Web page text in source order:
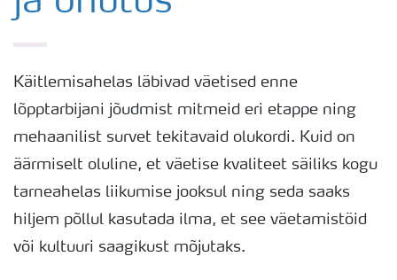
Käitlemisahelas läbivad väetised enne
lõpptarbijani jõudmist mitmeid eri etappe ning
mehaanilist survet tekitavaid olukordi. Kuid on
äärmiselt oluline, et väetise kvaliteet säiliks kogu
tarneahelas liikumise jooksul ning seda saaks
hiljem põllul kasutada ilma, et see väetamistöid
või kultuuri saagikust mõjutaks.